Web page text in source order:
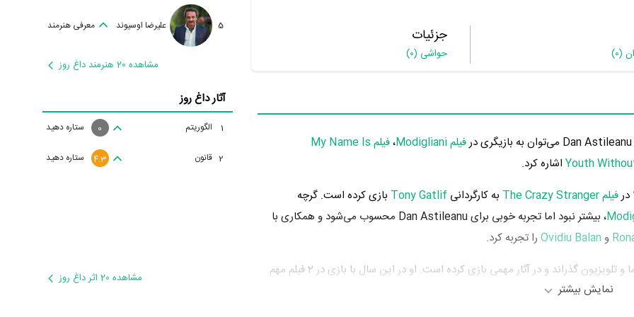
(0)
جزئیات
حواشی (0)
فیلم Modigliani ،
فیلم My Name Is
اشاره کرد.
فیلم The Crazy Stranger به کارگردانی Tony Gatlif بازی کرده است. گرچه
، بیشتر نبود اما تجربه خوبی برای Dan Astileanu محسوب می‌شود و همکاری با
و Ovidiu Balan را تجربه کرد.
Dan Astileanu در سال 1383 دوره‌ی پرتلاشی را در عرصه سینما و تلویزیون گذراند و در آثار مهمی بازی کرده است. او در این سال با بازی در 2 فیلم مهم
فیلم My Name Is Modesty: A Modesty Blaise Adventure نمایش بیشتر
5 علیرضا اوسیوند معرفی هنرمند
مشاهده 20 هنرمند داغ روز
آثار داغ روز
1 الگوریتم ستاره دهید 0
2 قانون ستاره دهید 4.3
مشاهده 20 اثر داغ روز